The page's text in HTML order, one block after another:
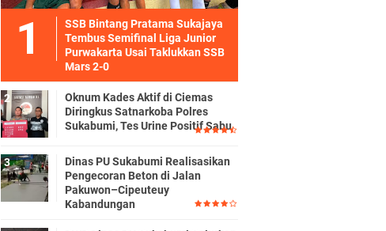
SSB Bintang Pratama Sukajaya
Tembus Semifinal Liga Junior
Purwakarta Usai Taklukkan SSB
Mars 2-0
Oknum Kades Aktif di Ciemas
Diringkus Satnarkoba Polres
Sukabumi, Tes Urine Positif Sabu
Dinas PU Sukabumi Realisasikan
Pengecoran Beton di Jalan
Pakuwon–Cipeuteuy
Kabandungan